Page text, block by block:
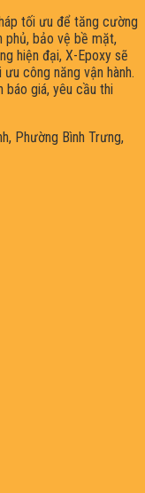
tối ưu để tăng cường
phủ, bảo vệ bề mặt,
hiện đại, X-Epoxy sẽ
công năng vận hành.
báo giá, yêu cầu thi
Phường Bình Trưng,